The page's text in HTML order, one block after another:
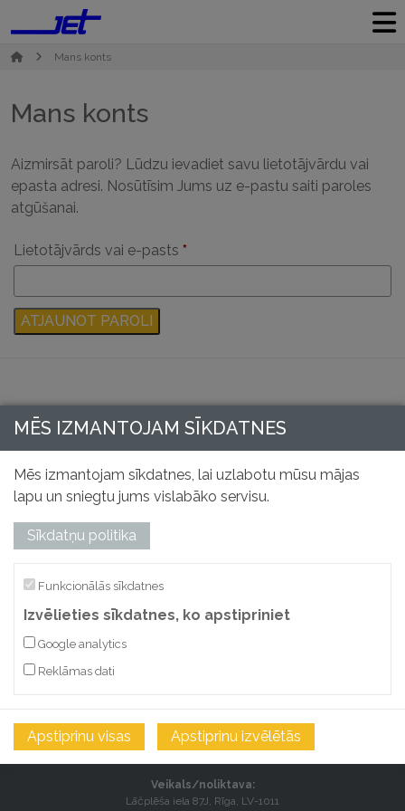
Mans konts
Mans konts
Aizmirsāt paroli? Lūdzu ievadiet savu lietotājvārdu vai
epasta adresi. Nosūtīsim Jums uz e-pastu saiti paroles
atgūšanai.
Lietotājvārds vai e-pasts *Obligāts
ATJAUNOT PAROLI
E-pasts:salon@jet-birojs.lv
Tālrunis: 67332392
Veikals/noliktava:
Lāčplēša iela 87J, Rīga, LV-1011
MĒS IZMANTOJAM SĪKDATNES
Mēs izmantojam sīkdatnes, lai uzlabotu mūsu mājas
lapu un sniegtu jums vislabāko servisu.
Sīkdatņu politika
Funkcionālās sīkdatnes
Izvēlieties sīkdatnes, ko apstipriniet
Google analytics
Reklāmas dati
Apstiprinu visas Apstiprinu izvēlētās